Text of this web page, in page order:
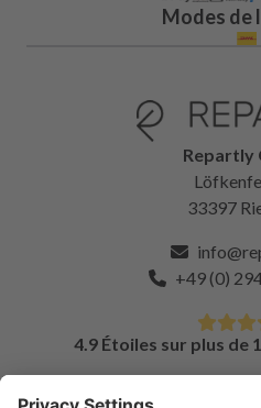
Modes de
Repartly
33397
+49 (0)
4.9 Étoiles sur plus de